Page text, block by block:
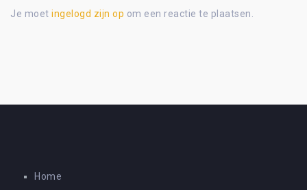
Je moet ingelogd zijn op om een reactie te plaatsen.
Home